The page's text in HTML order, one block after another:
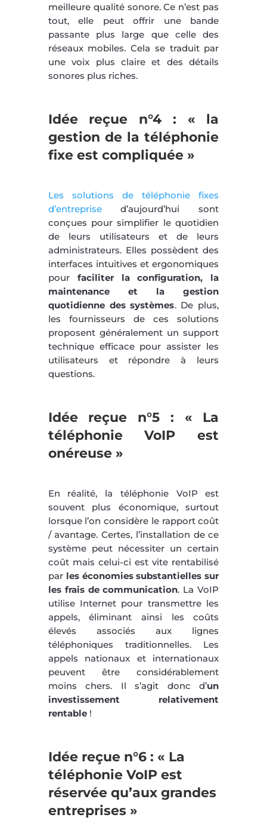
meilleure qualité sonore. Ce n’est pas
tout, elle peut offrir une bande
passante plus large que celle des
réseaux mobiles. Cela se traduit par
une voix plus claire et des détails
sonores plus riches.
Idée reçue n°4 : « la
gestion de la téléphonie
fixe est compliquée »
Les solutions de téléphonie fixes
d’entreprised’aujourd’hui sont
conçues pour simplifier le quotidien
de leurs utilisateurs et de leurs
administrateurs. Elles possèdent des
interfaces intuitives et ergonomiques
pour faciliter la configuration, la
maintenance et la gestion
quotidienne des systèmes. De plus,
les fournisseurs de ces solutions
proposent généralement un support
technique efficace pour assister les
utilisateurs et répondre à leurs
questions.
Idée reçue n°5 : « La
téléphonie VoIP est
onéreuse »
En réalité, la téléphonie VoIP est
souvent plus économique, surtout
lorsque l’on considère le rapport coût
/ avantage. Certes, l’installation de ce
système peut nécessiter un certain
coût mais celui-ci est vite rentabilisé
par les économies substantielles sur
les frais de communication. La VoIP
utilise Internet pour transmettre les
appels, éliminant ainsi les coûts
élevés associés aux lignes
téléphoniques traditionnelles. Les
appels nationaux et internationaux
peuvent être considérablement
moins chers. Il s’agit donc d’un
investissement relativement
rentable !
Idée reçue n°6 : « La
téléphonie VoIP est
réservée qu’aux grandes
entreprises »